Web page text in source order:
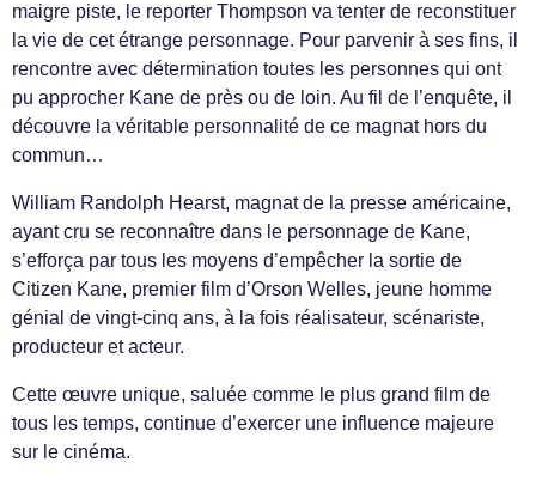
maigre piste, le reporter Thompson va tenter de reconstituer
la vie de cet étrange personnage. Pour parvenir à ses fins, il
rencontre avec détermination toutes les personnes qui ont
pu approcher Kane de près ou de loin. Au fil de l’enquête, il
découvre la véritable personnalité de ce magnat hors du
commun…
William Randolph Hearst, magnat de la presse américaine,
ayant cru se reconnaître dans le personnage de Kane,
s’efforça par tous les moyens d’empêcher la sortie de
Citizen Kane, premier film d’Orson Welles, jeune homme
génial de vingt-cinq ans, à la fois réalisateur, scénariste,
producteur et acteur.
Cette œuvre unique, saluée comme le plus grand film de
tous les temps, continue d’exercer une influence majeure
sur le cinéma.